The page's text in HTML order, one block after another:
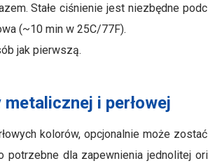
Stałe ciśnienie jest niezbędne
(~10 min w 25C/77F).
jak pierwszą.
i perłowej
kolorów, opcjonalnie może
dla zapewnienia jednolitej